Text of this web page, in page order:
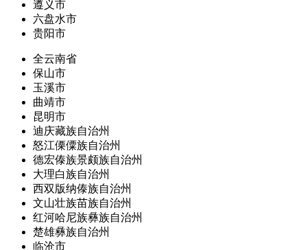
遵义市
六盘水市
贵阳市
全云南省
保山市
玉溪市
曲靖市
昆明市
迪庆藏族自治州
怒江傈僳族自治州
德宏傣族景颇族自治州
大理白族自治州
西双版纳傣族自治州
文山壮族苗族自治州
红河哈尼族彝族自治州
楚雄彝族自治州
临沧市